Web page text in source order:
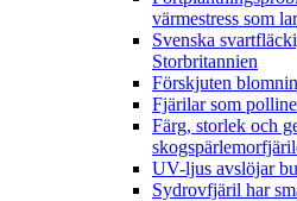
värmestress som
Svenska
Storbritannien
Förskjuten
Fjärilar som
Färg, storlek och
UV-ljus avslöjar
Sydrovfjäril har